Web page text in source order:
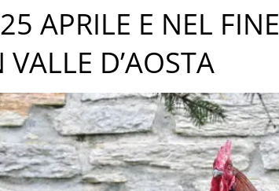
APRILE E NEL FINE
D’AOSTA